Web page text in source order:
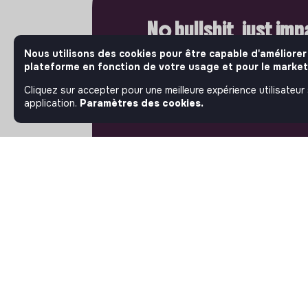
No bullshit, just
Bienvenue là où l'impact compte
Jobs that make sense, les acteurs
ambitieux de l'économie sociale et
publient leurs offres d'emploi.
Nous utilisons des cookies pour être capable d'améliorer
plateforme en fonction de votre usage et pour le
Cliquez sur accepter pour une meilleure expérience
application. Paramètres des cookies.